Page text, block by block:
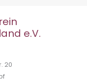
e.V.
20